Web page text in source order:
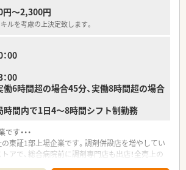
円～2,300円
ルを考慮の上決定致します。
00
00
6時間超の場合45分、実働8時間超の場合
間内で1日4～8時間シフト制勤務
です・・・
東証1部上場企業です。調剤併設店を増やしてい
アで、総合病院前に調剤専門店も出店！全売上の